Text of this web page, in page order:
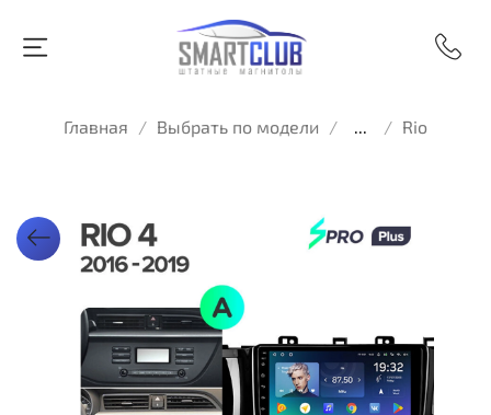
Главная Выбрать по модели ... Rio